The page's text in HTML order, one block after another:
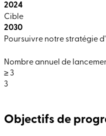
2024
Cible
2030
Poursuivre notre stratégie
Nombre annuel de
≥ 3
3
Objectifs de